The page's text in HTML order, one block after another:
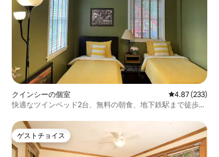
クインシーの個室 レビュー233
4.87 (233)
快適なツインベッド2台、無料の朝食、地下鉄駅まで徒歩数
ゲストチョイス
ゲストチョイス